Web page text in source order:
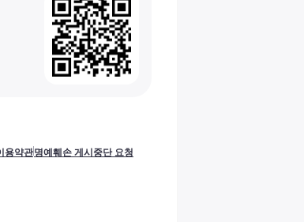
용약관명예훼손 게시중단 요청